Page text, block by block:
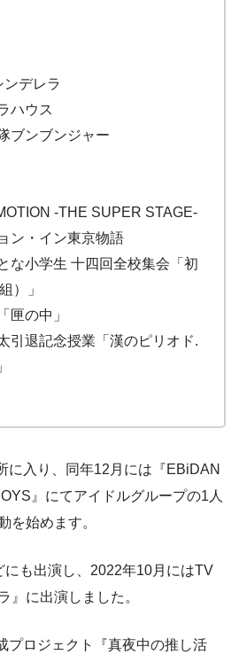
デレラ
ハウス
ブンブンジャー
-THE SUPER STAGE-
ン・イン東京物語
な小学生 十四回全校集会「初
）」
匣の中」
引退記念授業「漢のピリオド.
に入り、同年12月には『EBiDAN
』にてアイドルグループの1人
を始めます。
にも出演し、2022年10月にはTV
』に出演しました。
プロジェクト『真夜中の推し活